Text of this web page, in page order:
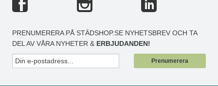
PRENUMERERA PÅ STÄDSHOP.SE NYHETSBREV OCH TA
DEL AV VÅRA NYHETER & ERBJUDANDEN!
Prenumerera